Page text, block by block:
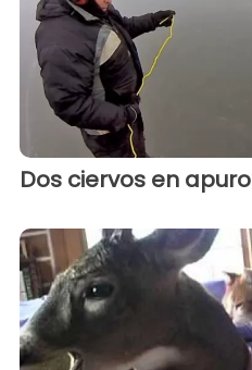
Dos ciervos en apuro